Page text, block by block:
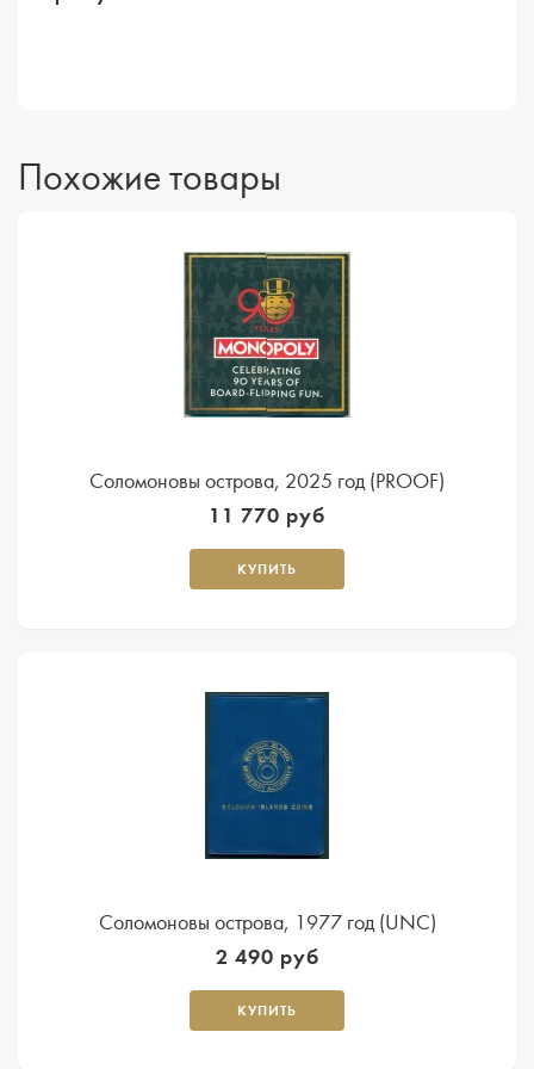
Похожие товары
Соломоновы острова, 2025 год (PROOF)
11 770 руб
КУПИТЬ
Соломоновы острова, 1977 год (UNC)
2 490 руб
КУПИТЬ